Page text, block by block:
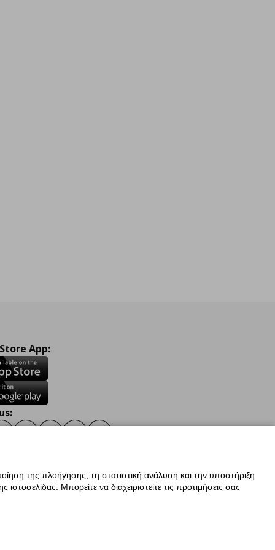
App:
Δεδομένων
της πλοήγησης, τη στατιστική ανάλυση και την υποστήριξη
Μπορείτε να διαχειριστείτε τις προτιμήσεις σας